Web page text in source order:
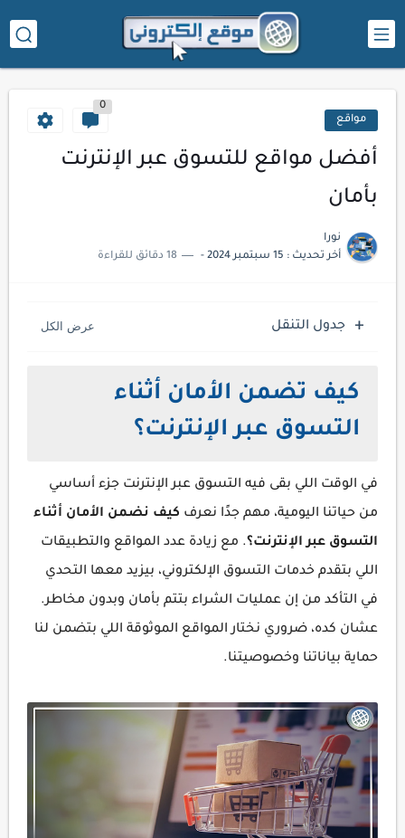
مواقع
0
أفضل مواقع للتسوق عبر الإنترنت
بأمان
نورا
أخر تحديث : 15 سبتمبر 2024 - 18 دقائق للقراءة
جدول التنقل
كيف تضمن الأمان أثناء
التسوق عبر الإنترنت؟
في الوقت اللي بقى فيه التسوق عبر الإنترنت جزء أساسي
من حياتنا اليومية، مهم جدًا نعرف كيف نضمن الأمان أثناء
التسوق عبر الإنترنت؟. مع زيادة عدد المواقع والتطبيقات
اللي بتقدم خدمات التسوق الإلكتروني، بيزيد معها التحدي
في التأكد من إن عمليات الشراء بتتم بأمان وبدون مخاطر.
عشان كده، ضروري نختار المواقع الموثوقة اللي بتضمن لنا
حماية بياناتنا وخصوصيتنا.